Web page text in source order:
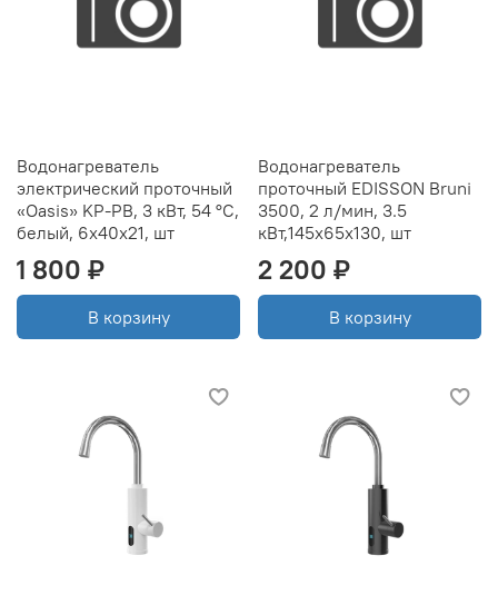
Водонагреватель
электрический проточный
«Oasis» KP-PB, 3 кВт, 54 °C,
белый, 6x40x21, шт
1 800 ₽
В корзину
Водонагреватель
проточный EDISSON Bruni
3500, 2 л/мин, 3.5
кВт,145x65x130, шт
2 200 ₽
В корзину